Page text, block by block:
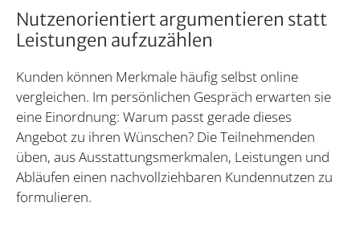
Nutzenorientiert argumentieren statt
Leistungen aufzuzählen
Kunden können Merkmale häufig selbst online
vergleichen. Im persönlichen Gespräch erwarten sie
eine Einordnung: Warum passt gerade dieses
Angebot zu ihren Wünschen? Die Teilnehmenden
üben, aus Ausstattungsmerkmalen, Leistungen und
Abläufen einen nachvollziehbaren Kundennutzen zu
formulieren.